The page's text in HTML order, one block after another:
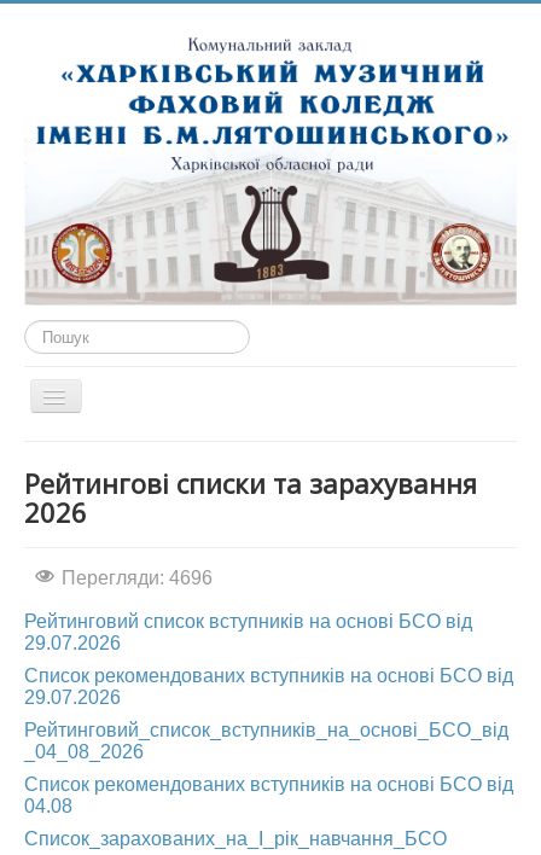
Пошук...
Перемикач
ПРО НАС
АБІТУРІЄНТУ
СТУДЕНТУ
НАВЧАЛЬНО-ВИХОВНА РОБОТА
МИСТЕЦЬКІ ПРОЄКТИ
БІБЛІОТЕКА, ФОНОТЕКА
Рейтингові списки та зарахування
2026
Перегляди: 4696
Рейтинговий список вступників на основі БСО від
29.07.2026
Список рекомендованих вступників на основі БСО від
29.07.2026
Рейтинговий_список_вступників_на_основі_БСО_від
_04_08_2026
Список рекомендованих вступників на основі БСО від
04.08
Список_зарахованих_на_I_рік_навчання_БСО